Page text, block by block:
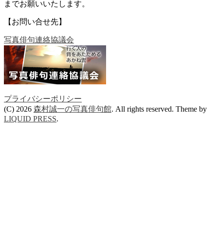
までお願いいたします。
【お問い合せ先】
写真俳句連絡協議会
プライバシーポリシー
(C) 2026 森村誠一の写真俳句館. All rights reserved. Theme by
LIQUID PRESS.